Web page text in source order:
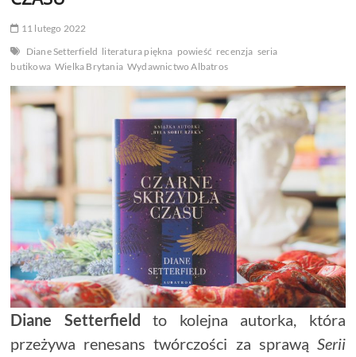
11 lutego 2022
Diane Setterfield literatura piękna powieść recenzja seria
butikowa Wielka Brytania Wydawnictwo Albatros
Diane Setterfieldto kolejna autorka, która
przeżywa renesans twórczości za sprawą Serii